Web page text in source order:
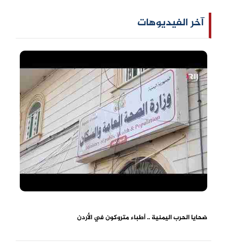
آخر الفيديوهات
ضحايا الحرب اليمنية .. أطباء متروكون في الأردن